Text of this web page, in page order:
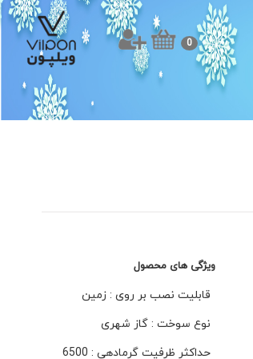
0
ویژگی های محصول
قابلیت نصب بر روی : زمین
نوع سوخت : گاز شهری
حداکثر ظرفیت گرمادهی : 6500